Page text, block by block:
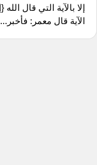
الآية قال معمر: فأخبر...